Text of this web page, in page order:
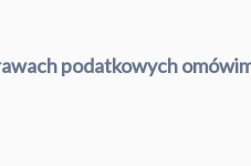
podatkowych